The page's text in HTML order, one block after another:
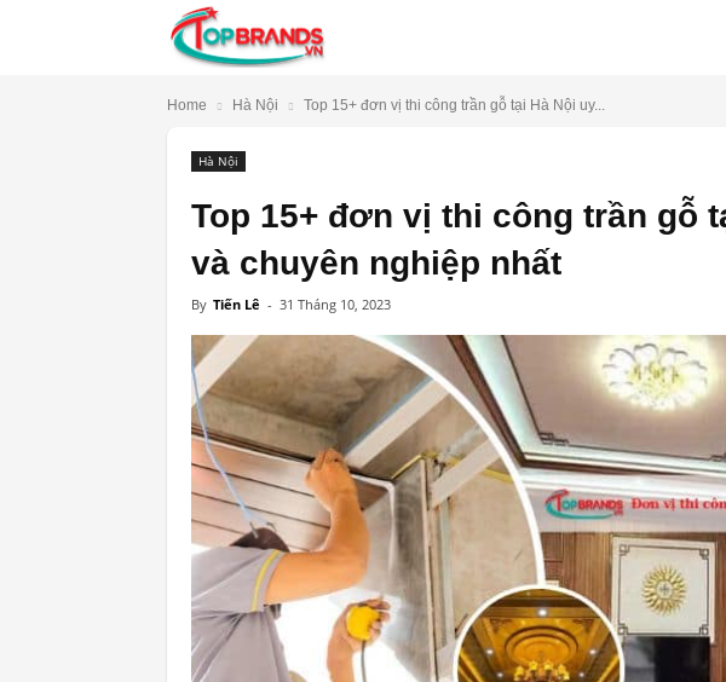
Home Hà Nội Top 15+ đơn vị thi công trần gỗ tại Hà Nội uy...
Hà Nội
Top 15+ đơn vị thi công trần gỗ
và chuyên nghiệp nhất
By Tiến Lê - 31 Tháng 10, 2023